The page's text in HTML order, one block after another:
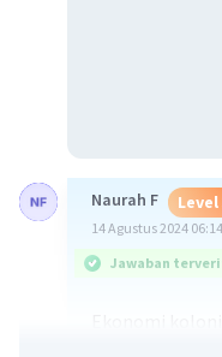
Naurah F Level
14 Agustus 2024 06:14
Jawaban